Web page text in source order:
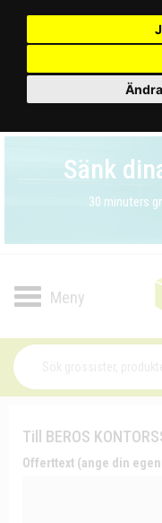
Sänk
30 minuters
Toggle
Till BEROS
Offerttext (ange din